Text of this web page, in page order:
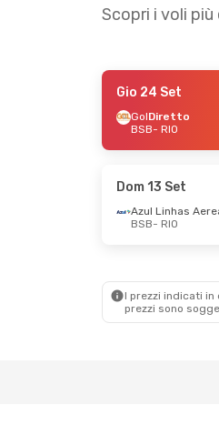
Scopri i voli più
- Mar 20 Ott
Diretto
Gio 24 Set
GolDiretto
BSB- RIO
Dom 13 Set
BSB- RIO
I prezzi indicati
prezzi sono